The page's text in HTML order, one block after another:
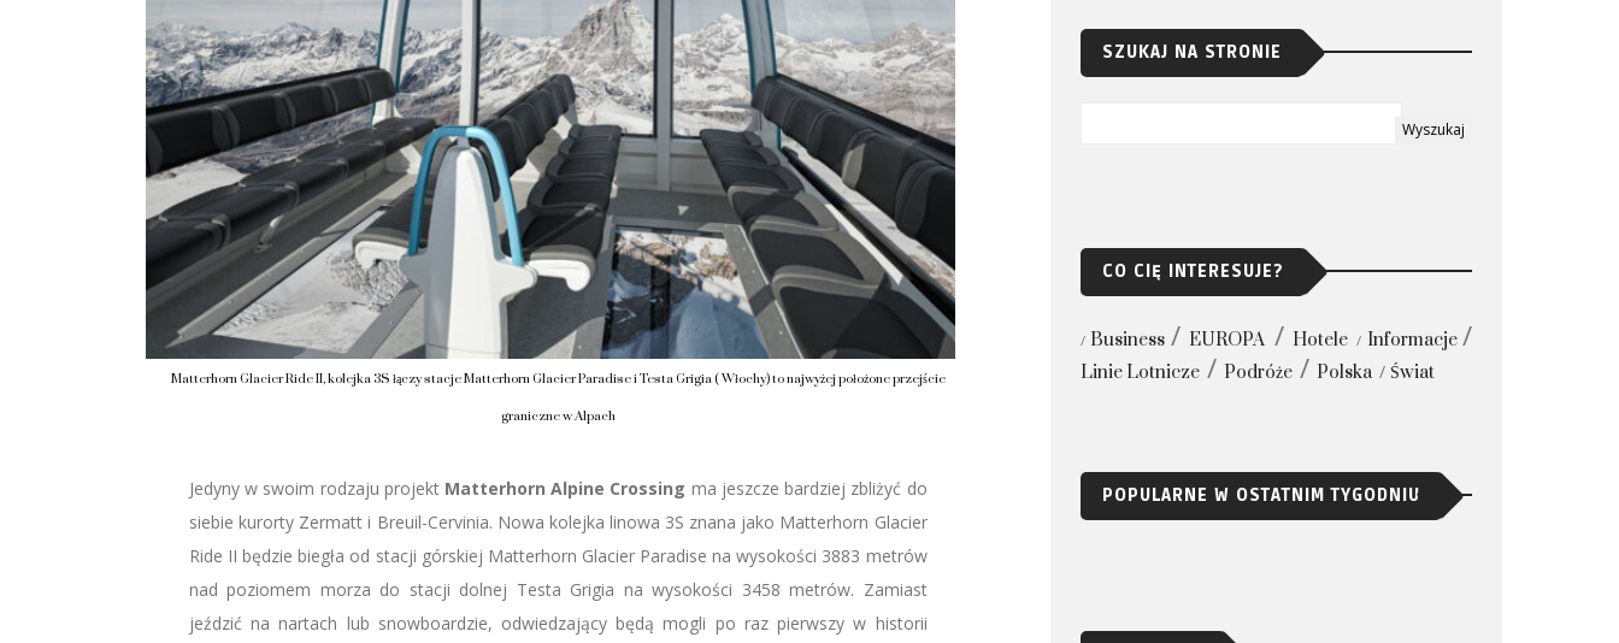
Matterhorn Glacier Ride II, kolejka 3S łączy stacje Matterhorn Glacier Paradise i Testa Grigia ( Włochy) to najwyżej położone przejście
graniczne w Alpach
Jedyny w swoim rodzaju projektMatterhorn Alpine Crossing ma jeszcze bardziej zbliżyć do
siebie kurorty Zermatt i Breuil-Cervinia. Nowa kolejka linowa 3S znana jako Matterhorn Glacier
Ride II będzie biegła od stacji górskiej Matterhorn Glacier Paradise na wysokości 3883 metrów
nad poziomem morza do stacji dolnej Testa Grigia na wysokości 3458 metrów. Zamiast
jeździć na nartach lub snowboardzie, odwiedzający będą mogli po raz pierwszy w historii
SZUKAJ NA STRONIE
CO CIĘ INTERESUJE?
Business EUROPA Hotele
Informacje
Linie Lotnicze
Podróże Polska Świat
POPULARNE W OSTATNIM TYGODNIU